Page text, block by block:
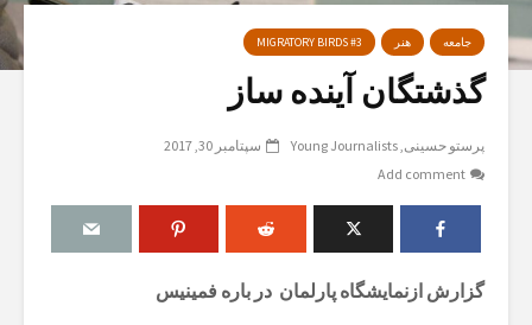
جامعه هنر MIGRATORY BIRDS #3
گذشتگان آینده ساز
پرستو حسینی Young Journalists
سپتامبر 30, 2017
Add comment
گزارش ازنمایشگاه پارلمان در باره فمینیس